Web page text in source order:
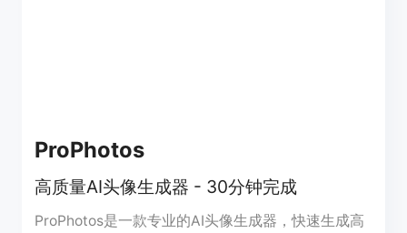
ProPhotos
高质量AI头像生成器 - 30分钟完成
ProPhotos是一款专业的AI头像生成器，快速生成高